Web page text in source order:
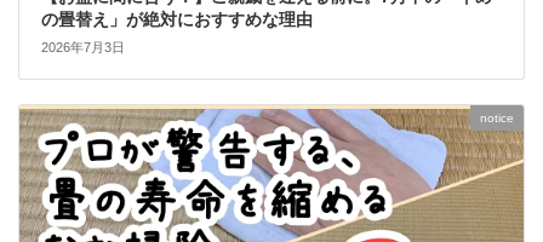
の畳替え」が絶対におすすめな理由
2026年7月3日
notice